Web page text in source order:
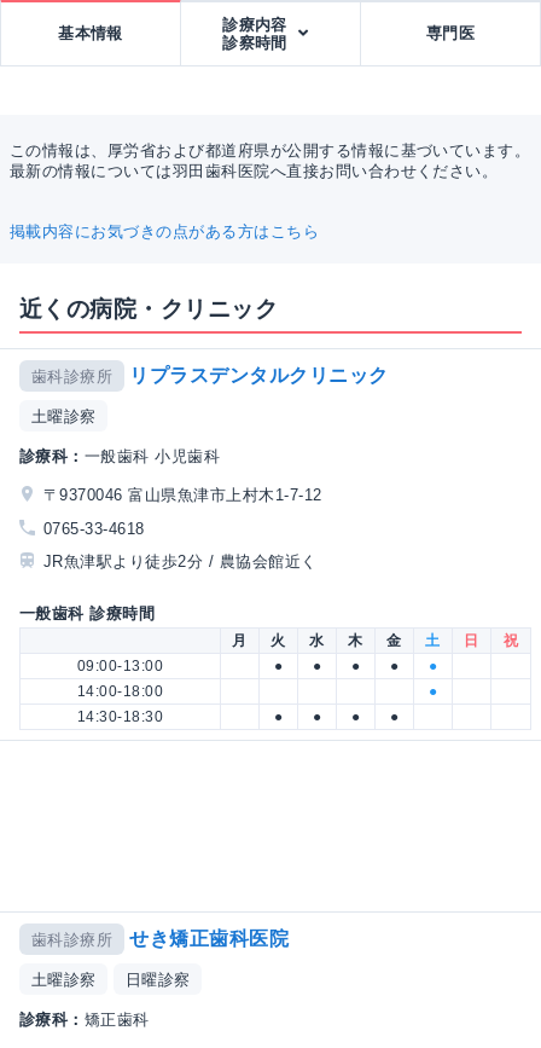
基本情報
診療内容
診察時間
専門医
この情報は、厚労省および都道府県が公開する情報に基づいています。
最新の情報については羽田歯科医院へ直接お問い合わせください。
掲載内容にお気づきの点がある方はこちら
近くの病院・クリニック
歯科診療所 リプラスデンタルクリニック
土曜診察
診療科： 一般歯科 小児歯科
〒9370046 富山県魚津市上村木1-7-12
0765-33-4618
JR魚津駅より徒歩2分 / 農協会館近く
一般歯科 診療時間
月 火 水 木 金 土 日
祝
09:00-13:00
● ● ● ●
●
14:00-18:00
●
14:30-18:30
● ● ● ●
歯科診療所 せき矯正歯科医院
土曜診察 日曜診察
診療科： 矯正歯科